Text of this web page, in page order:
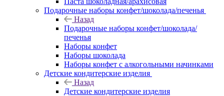
Подарочные наборы конфет/шоколада/печенья
Назад
Подарочные наборы конфет/шоколада/
печенья
Наборы конфет
Наборы шоколада
Наборы конфет с алкогольными начинками
Детские кондитерские изделия
Назад
Детские кондитерские изделия